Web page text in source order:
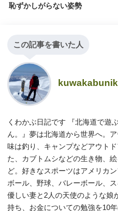
恥ずかしがらない姿勢
この記事を書いた人
くわかぶ日記です 『北海道で遊
ん。』夢は北海道から世界へ。
味は釣り、キャンプなどアウト
た、カブトムシなどの生き物、
ど。好きなスポーツはアメリカ
ボール、野球、バレーボール、
優しい妻と2人の天使のような娘
持ち、お金についての勉強を10